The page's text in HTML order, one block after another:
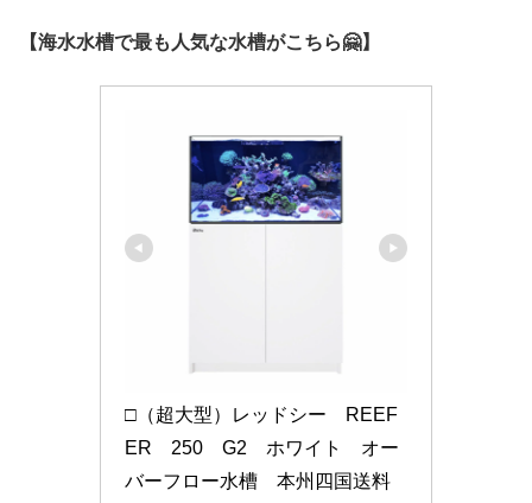
【海水水槽で最も人気な水槽がこちら🤗】
□（超大型）レッドシー　REEF
ER　250　G2　ホワイト　オー
バーフロー水槽　本州四国送料